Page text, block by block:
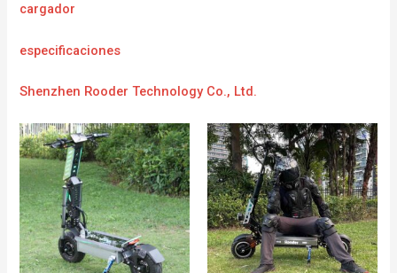
cargador
especificaciones
Shenzhen Rooder Technology Co., Ltd.